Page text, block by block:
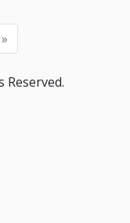
»
Reserved.